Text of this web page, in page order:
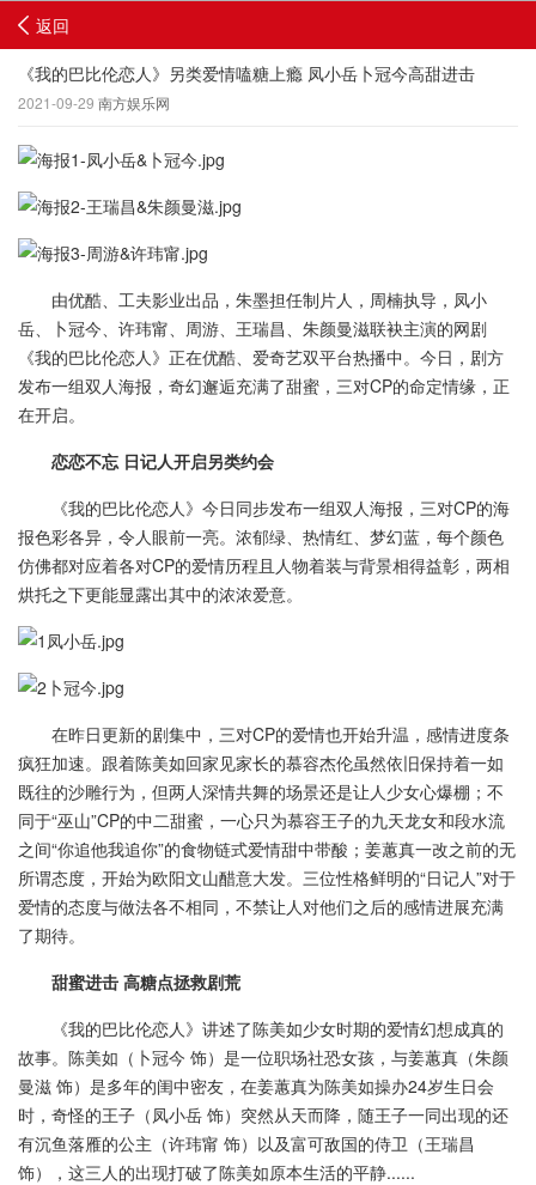
返回
《我的巴比伦恋人》另类爱情嗑糖上瘾 凤小岳卜冠今高甜进击
2021-09-29 南方娱乐网
由优酷、工夫影业出品，朱墨担任制片人，周楠执导，凤小
岳、卜冠今、许玮甯、周游、王瑞昌、朱颜曼滋联袂主演的网剧
《我的巴比伦恋人》正在优酷、爱奇艺双平台热播中。今日，剧方
发布一组双人海报，奇幻邂逅充满了甜蜜，三对CP的命定情缘，正
在开启。
恋恋不忘 日记人开启另类约会
《我的巴比伦恋人》今日同步发布一组双人海报，三对CP的海
报色彩各异，令人眼前一亮。浓郁绿、热情红、梦幻蓝，每个颜色
仿佛都对应着各对CP的爱情历程且人物着装与背景相得益彰，两相
烘托之下更能显露出其中的浓浓爱意。
在昨日更新的剧集中，三对CP的爱情也开始升温，感情进度条
疯狂加速。跟着陈美如回家见家长的慕容杰伦虽然依旧保持着一如
既往的沙雕行为，但两人深情共舞的场景还是让人少女心爆棚；不
同于“巫山”CP的中二甜蜜，一心只为慕容王子的九天龙女和段水流
之间“你追他我追你”的食物链式爱情甜中带酸；姜蕙真一改之前的无
所谓态度，开始为欧阳文山醋意大发。三位性格鲜明的“日记人”对于
爱情的态度与做法各不相同，不禁让人对他们之后的感情进展充满
了期待。
甜蜜进击 高糖点拯救剧荒
《我的巴比伦恋人》讲述了陈美如少女时期的爱情幻想成真的
故事。陈美如（卜冠今 饰）是一位职场社恐女孩，与姜蕙真（朱颜
曼滋 饰）是多年的闺中密友，在姜蕙真为陈美如操办24岁生日会
时，奇怪的王子（凤小岳 饰）突然从天而降，随王子一同出现的还
有沉鱼落雁的公主（许玮甯 饰）以及富可敌国的侍卫（王瑞昌
饰），这三人的出现打破了陈美如原本生活的平静......